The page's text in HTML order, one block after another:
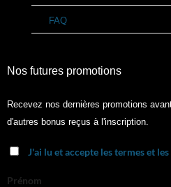
FAQ
Nos futures promotions
Recevez nos dernières promotions
d'autres bonus reçus à l'inscription.
J'ai lu et accepte les termes et
Prénom